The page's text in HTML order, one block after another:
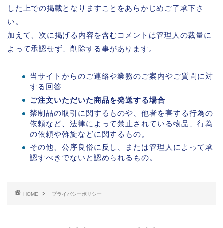
した上での掲載となりますことをあらかじめご了承下さ
い。
加えて、次に掲げる内容を含むコメントは管理人の裁量に
よって承認せず、削除する事があります。
当サイトからのご連絡や業務のご案内やご質問に対
する回答
ご注文いただいた商品を発送する場合
禁制品の取引に関するものや、他者を害する行為の
依頼など、法律によって禁止されている物品、行為
の依頼や斡旋などに関するもの。
その他、公序良俗に反し、または管理人によって承
認すべきでないと認められるもの。
HOME プライバシーポリシー